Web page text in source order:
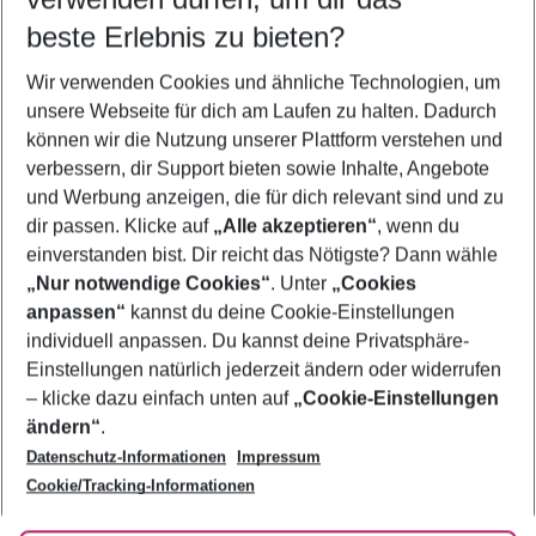
5-8 Nächte
2 Erwachsene Keine Kinder
Mehr Filter anzeigen
Footer
Footer navigation
Über uns
AGB
Bestpreisgarantie
Cookie-Einstellungen ändern
Cookie-Richtlinie
Agenturbetreuung
Barrierefreies Reisen
Folge uns
beste Erlebnis zu bieten?
Wir verwenden Cookies und ähnliche Technologien, um
unsere Webseite für dich am Laufen zu halten. Dadurch
können wir die Nutzung unserer Plattform verstehen und
verbessern, dir Support bieten sowie Inhalte, Angebote
und Werbung anzeigen, die für dich relevant sind und zu
dir passen. Klicke auf „Alle akzeptieren“, wenn du
einverstanden bist. Dir reicht das Nötigste? Dann wähle
„Nur notwendige Cookies“. Unter „Cookies
anpassen“ kannst du deine Cookie-Einstellungen
individuell anpassen. Du kannst deine Privatsphäre-
Einstellungen natürlich jederzeit ändern oder widerrufen
– klicke dazu einfach unten auf „Cookie-Einstellungen
ändern“.
Datenschutz-Informationen
Impressum
Cookie/Tracking-Informationen